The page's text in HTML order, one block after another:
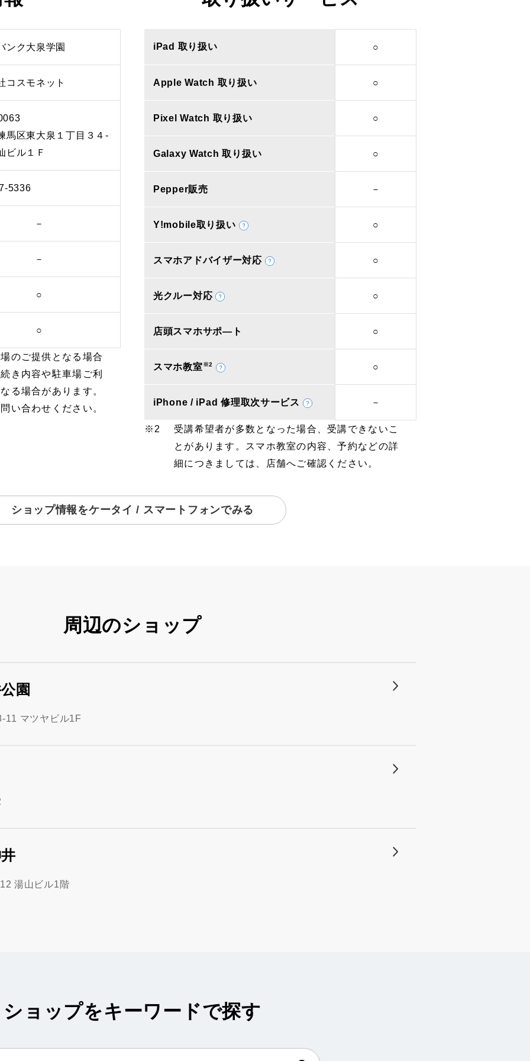
ンク大泉学園
コスモネット
馬区東大泉１丁目３４‐
ル１Ｆ
5336
－
－
○
○
のご提供となる場合
き内容や駐車場ご利
る場合があります。
い合わせください。
iPad 取り扱い ○
Apple Watch 取り扱い ○
Pixel Watch 取り扱い ○
Galaxy Watch 取り扱い ○
Pepper販売 －
Y!mobile取り扱い ○
スマホアドバイザー対応 ○
光クルー対応 ○
店頭スマホサポ―ト ○
スマホ教室※2 ○
iPhone / iPad 修理取次サービス －
受講希望者が多数となった場合、受講できないこ
とがあります。スマホ教室の内容、予約などの詳
細につきましては、店舗へご確認ください。
ショップ情報をケータイ / スマートフォンでみる
周辺のショップ
園
11 マツヤビル1F
湯山ビル1階
ショップをキーワードで探す